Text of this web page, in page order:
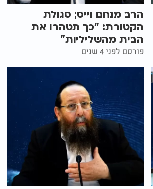
הרב מנחם וייס; סגולת
הקטורת: "כך תטהרו את
הבית מהשליליות"
פורסם לפני 4 שנים